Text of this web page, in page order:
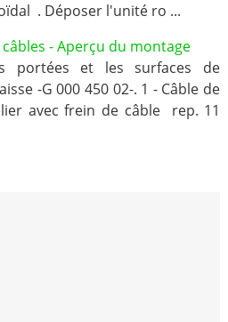
. Déposer l'unité ro ...
- Aperçu du montage
portées et les surfaces de
-G 000 450 02-. 1 - Câble de
avec frein de câble rep. 11